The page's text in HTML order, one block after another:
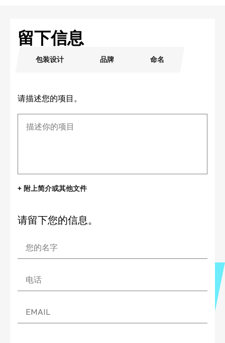
留下信息
包装设计 品牌 命名
请描述您的项目。
+ 附上简介或其他文件
请留下您的信息。